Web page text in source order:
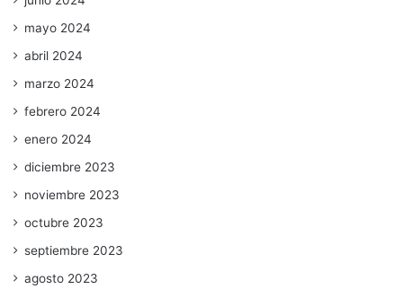
mayo 2024
abril 2024
marzo 2024
febrero 2024
enero 2024
diciembre 2023
noviembre 2023
octubre 2023
septiembre 2023
agosto 2023